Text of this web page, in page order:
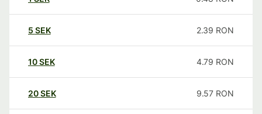
5 SEK 2.39 RON
10SEK 4.79 RON
20SEK 9.57 RON